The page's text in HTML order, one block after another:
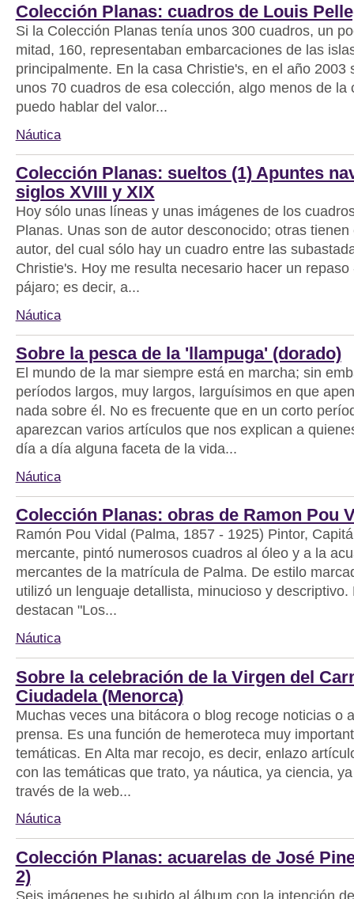
Colección Planas: cuadros de Louis
Si la Colección Planas tenía unos 300 cuadros, un
mitad, 160, representaban embarcaciones de las
principalmente. En la casa Christie's, en el año 2003
unos 70 cuadros de esa colección, algo menos de la
puedo hablar del valor...
Náutica
Colección Planas: sueltos (1) Apuntes
siglos XVIII y XIX
Hoy sólo unas líneas y unas imágenes de los
Planas. Unas son de autor desconocido; otras tienen
autor, del cual sólo hay un cuadro entre las
Christie's. Hoy me resulta necesario hacer un repaso
pájaro; es decir, a...
Náutica
Sobre la pesca de la 'llampuga' (dorado)
El mundo de la mar siempre está en marcha; sin
períodos largos, muy largos, larguísimos en que
nada sobre él. No es frecuente que en un corto
aparezcan varios artículos que nos explican a
día a día alguna faceta de la vida...
Náutica
Colección Planas: obras de Ramon Pou
Ramón Pou Vidal (Palma, 1857 - 1925) Pintor,
mercante, pintó numerosos cuadros al óleo y a la
mercantes de la matrícula de Palma. De estilo
utilizó un lenguaje detallista, minucioso y descriptivo.
destacan "Los...
Náutica
Sobre la celebración de la Virgen del
Ciudadela (Menorca)
Muchas veces una bitácora o blog recoge noticias o
prensa. Es una función de hemeroteca muy
temáticas. En Alta mar recojo, es decir, enlazo
con las temáticas que trato, ya náutica, ya ciencia,
través de la web...
Náutica
Colección Planas: acuarelas de José
2)
Seis imágenes he subido al álbum con la intención